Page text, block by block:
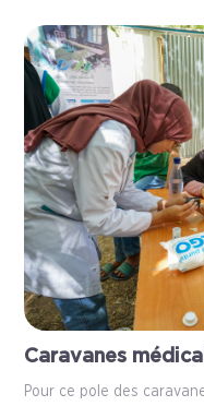
Caravanes
Pour ce pole des